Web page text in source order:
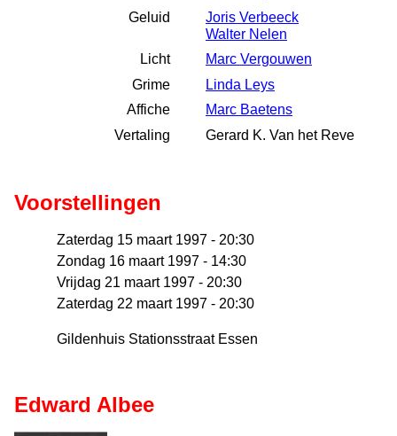
Geluid
Joris Verbeeck
Walter Nelen
Licht
Marc Vergouwen
Grime
Linda Leys
Affiche
Marc Baetens
Vertaling
Gerard K. Van het Reve
Voorstellingen
Zaterdag 15 maart 1997 - 20:30
Zondag 16 maart 1997 - 14:30
Vrijdag 21 maart 1997 - 20:30
Zaterdag 22 maart 1997 - 20:30
Gildenhuis Stationsstraat Essen
Edward Albee